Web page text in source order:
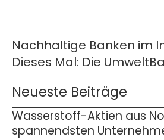
Nachhaltige Banken im
Dieses Mal: Die
Neueste Beiträge
Wasserstoff-Aktien aus
spannendsten